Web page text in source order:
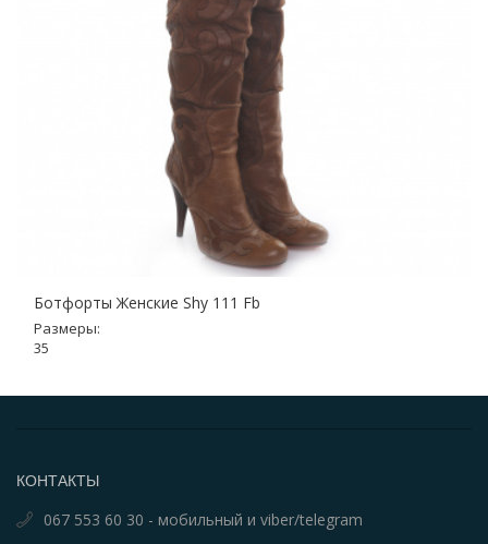
Ботфорты Женские Shy 111 Fb
Размеры:
35
КОНТАКТЫ
067 553 60 30 - мобильный и viber/telegram